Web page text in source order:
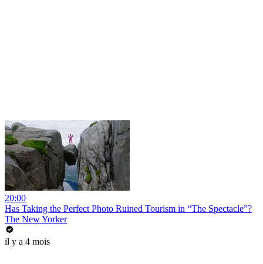
20:00
Has Taking the Perfect Photo Ruined Tourism in “The Spectacle”?
The New Yorker
il y a 4 mois